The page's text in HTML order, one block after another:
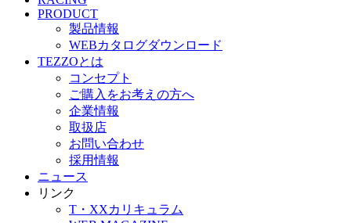
PRODUCT
製品情報
WEBカタログダウンロード
TEZZOとは
コンセプト
ご購入をお考えの方へ
企業情報
取扱店
お問い合わせ
採用情報
ニュース
リンク
T・XXカリキュラム